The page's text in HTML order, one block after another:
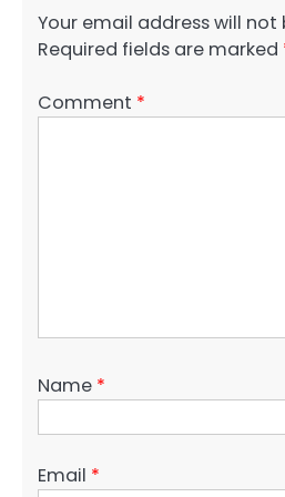
Your email address will not
Required fields are marked
Comment *
Name *
Email *